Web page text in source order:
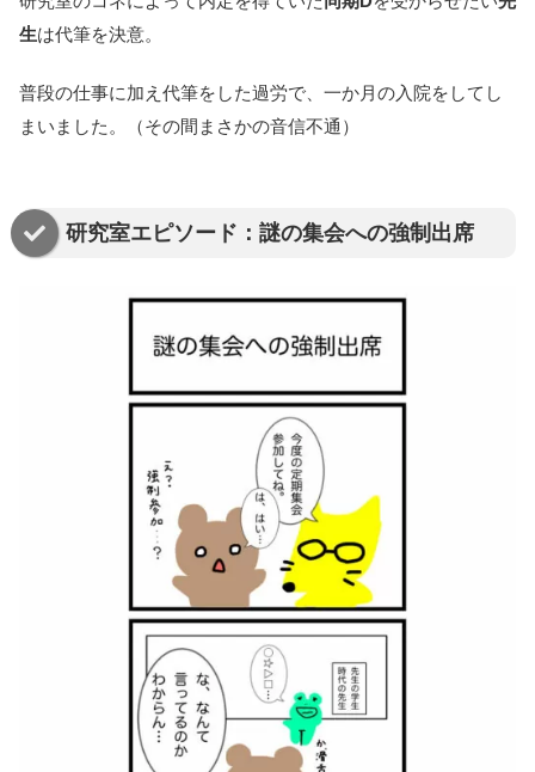
生は代筆を決意。
普段の仕事に加え代筆をした過労で、一か月の入院をしてし
まいました。（その間まさかの音信不通）
研究室エピソード：謎の集会への強制出席